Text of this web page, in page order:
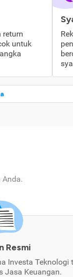
return
untuk
Resmi
Investa
Jasa Keuangan.